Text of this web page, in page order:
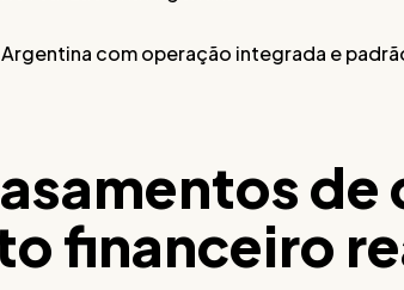
Argentina com operação integrada e
de
financeiro